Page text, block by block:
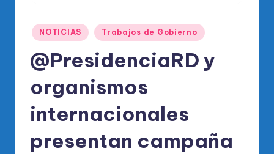
O
ci
al
Publicado
en
NOTICIAS Trabajos de Gobierno
@PresidenciaRD y
organismos
internacionales
presentan campaña